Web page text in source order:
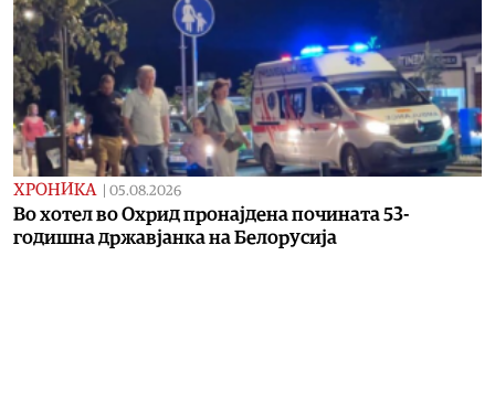
ХРОНИКА | 05.08.2026
Во хотел во Охрид пронајдена почината 53-
годишна државјанка на Белорусија